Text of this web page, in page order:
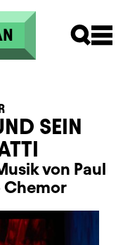
SEIN
von Paul
Chemor